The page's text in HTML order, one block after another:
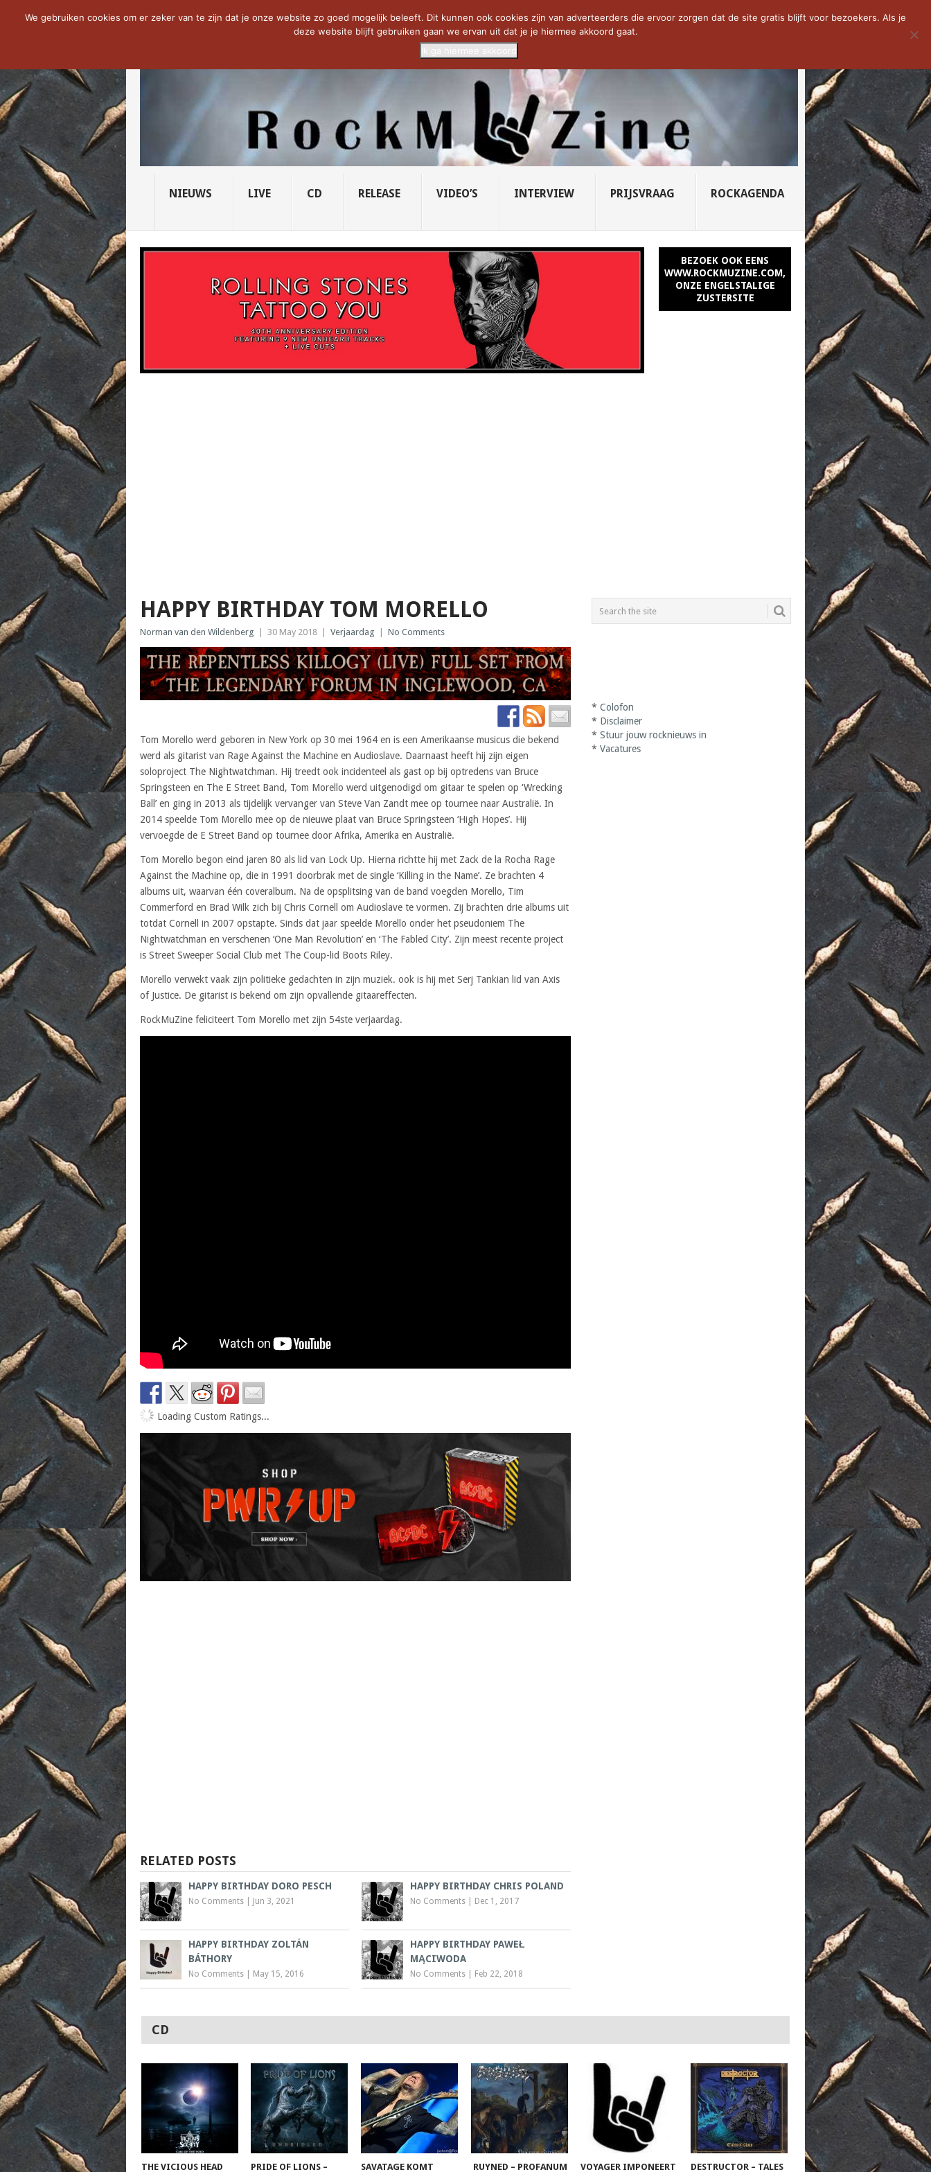
NOW TRENDING: THE VICIOUS HEAD SOCIETY... PRIDE OF LIONS – U... SAVATAGE KOMT TERUG IN 0... CD VAN DE WEEK: SLEEPING...
NIEUWS LIVE CD RELEASE VIDEO’S INTERVIEW PRIJSVRAAG ROCKAGENDA
BEZOEK OOK EENS
WWW.ROCKMUZINE.COM,
ONZE ENGELSTALIGE
ZUSTERSITE
HAPPY BIRTHDAY TOM MORELLO
Norman van den Wildenberg 30 May 2018 Verjaardag No Comments
Tom Morello werd geboren in New York op 30 mei 1964 en is een Amerikaanse musicus die bekend
werd als gitarist van Rage Against the Machine en Audioslave. Daarnaast heeft hij zijn eigen
soloproject The Nightwatchman. Hij treedt ook incidenteel als gast op bij optredens van Bruce
Springsteen en The E Street Band, Tom Morello werd uitgenodigd om gitaar te spelen op ‘Wrecking
Ball’ en ging in 2013 als tijdelijk vervanger van Steve Van Zandt mee op tournee naar Australië. In
2014 speelde Tom Morello mee op de nieuwe plaat van Bruce Springsteen ‘High Hopes’. Hij
vervoegde de E Street Band op tournee door Afrika, Amerika en Australië.
Tom Morello begon eind jaren 80 als lid van Lock Up. Hierna richtte hij met Zack de la Rocha Rage
Against the Machine op, die in 1991 doorbrak met de single ‘Killing in the Name’. Ze brachten 4
albums uit, waarvan één coveralbum. Na de opsplitsing van de band voegden Morello, Tim
Commerford en Brad Wilk zich bij Chris Cornell om Audioslave te vormen. Zij brachten drie albums uit
totdat Cornell in 2007 opstapte. Sinds dat jaar speelde Morello onder het pseudoniem The
Nightwatchman en verschenen ‘One Man Revolution’ en ‘The Fabled City’. Zijn meest recente project
is Street Sweeper Social Club met The Coup-lid Boots Riley.
Morello verwekt vaak zijn politieke gedachten in zijn muziek. ook is hij met Serj Tankian lid van Axis
of Justice. De gitarist is bekend om zijn opvallende gitaareffecten.
RockMuZine feliciteert Tom Morello met zijn 54ste verjaardag.
Loading Custom Ratings...
RELATED POSTS
HAPPY BIRTHDAY DORO PESCH
No Comments Jun 3, 2021
HAPPY BIRTHDAY CHRIS POLAND
No Comments Dec 1, 2017
HAPPY BIRTHDAY ZOLTÁN
BÁTHORY
No Comments May 15, 2016
HAPPY BIRTHDAY PAWEŁ
MĄCIWODA
No Comments Feb 22, 2018
*Colofon
* Disclaimer
*Stuur jouw rocknieuws in
*Vacatures
CD
THE VICIOUS HEAD PRIDE OF LIONS – SAVATAGE KOMT RUYNED – PROFANUM VOYAGER IMPONEERT DESTRUCTOR – TALES
We gebruiken cookies om er zeker van te zijn dat je onze website zo goed mogelijk beleeft. Dit kunnen ook cookies zijn van adverteerders die ervoor zorgen dat de site gratis blijft voor bezoekers. Als je
deze website blijft gebruiken gaan we ervan uit dat je je hiermee akkoord gaat.
Ik ga hiermee akkoord